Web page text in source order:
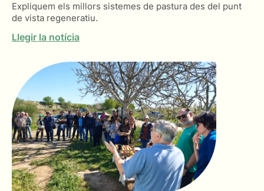
Expliquem els millors sistemes de pastura des del punt
de vista regeneratiu.
Llegir la notícia